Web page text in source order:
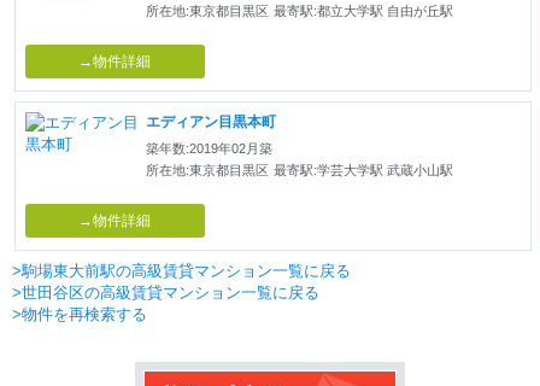
所在地:東京都目黒区 最寄駅:都立大学駅 自由が丘駅
→物件詳細
エディアン目黒本町
築年数:2019年02月築
所在地:東京都目黒区 最寄駅:学芸大学駅 武蔵小山駅
→物件詳細
>駒場東大前駅の高級賃貸マンション一覧に戻る
>世田谷区の高級賃貸マンション一覧に戻る
>物件を再検索する